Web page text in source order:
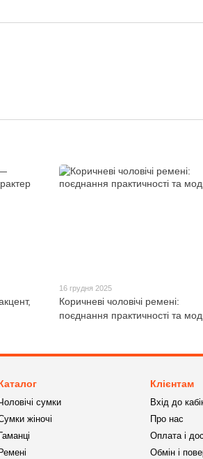
16 грудня 2025
Коричневі чоловічі ремені:
поєднання практичності та
сумки
жіночі
Гаманці
Ремені
Клієнтам
Вхід до
Про нас
Оплата і
Обмін і